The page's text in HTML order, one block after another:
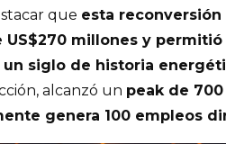
que esta
US$270 millones y
un siglo de historia
alcanzó un peak de
genera 100 empleos